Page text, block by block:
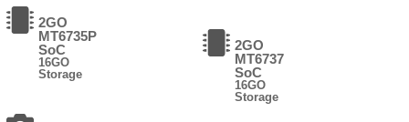
2GO
MT6735P
SoC
16GO
Storage
2GO
MT6737
SoC
16GO
Storage